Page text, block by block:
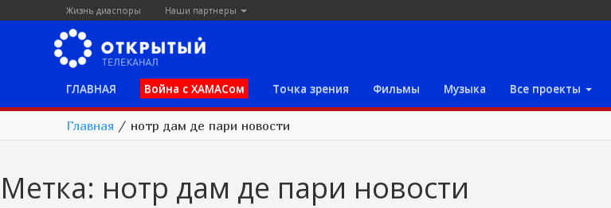
Жизнь диаспоры Наши партнеры
ГЛАВНАЯ Война с ХАМАСом Точка зрения Фильмы Музыка Все проекты
Главная / нотр дам де пари новости
Метка: нотр дам де пари новости